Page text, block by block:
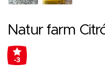
Natur farm
-3